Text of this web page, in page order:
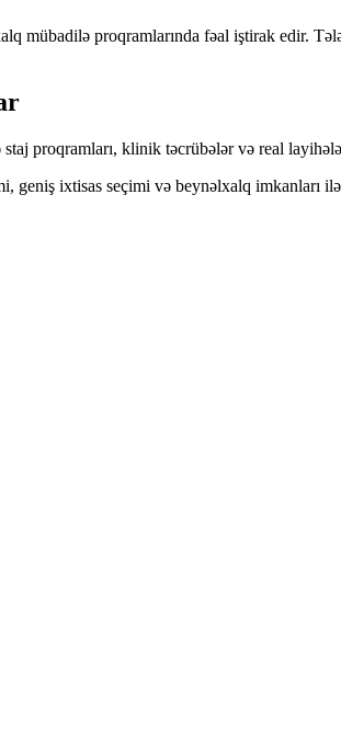
mübadilə proqramlarında fəal iştirak edir.
proqramları, klinik təcrübələr və real
geniş ixtisas seçimi və beynəlxalq imkanları